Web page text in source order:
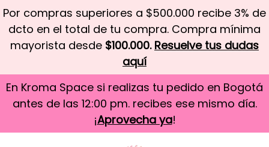
Por compras superiores a $500.000 recibe 3% de
dcto en el total de tu compra. Compra mínima
mayorista desde $100.000. Resuelve tus dudas
aquí
En Kroma Space si realizas tu pedido en Bogotá
antes de las 12:00 pm. recibes ese mismo día.
¡Aprovecha ya!